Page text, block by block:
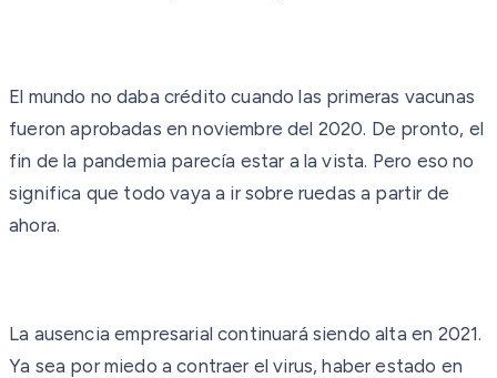
El mundo no daba crédito cuando las primeras vacunas
fueron aprobadas en noviembre del 2020. De pronto, el
fin de la pandemia parecía estar a la vista. Pero eso no
significa que todo vaya a ir sobre ruedas a partir de
ahora.
La ausencia empresarial continuará siendo alta en 2021.
Ya sea por miedo a contraer el virus, haber estado en